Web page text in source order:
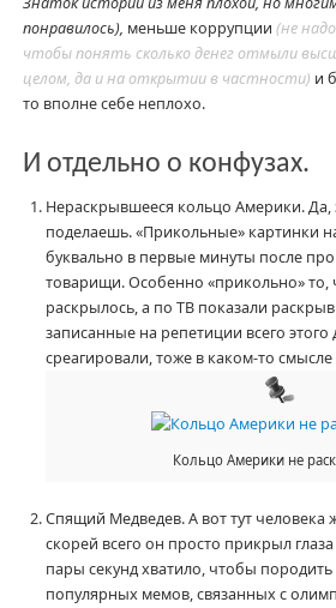
понравилось), меньше коррупции (не
чтобы понять сколько денег отмыли
целом, да и на открытии в частности) и
то вполне себе неплохо.
И отдельно о конфузах.
Нераскрывшееся кольцо Америки. Да,
поделаешь. «Прикольные» картинки
буквально в первые минуты после
товарищи. Особенно «прикольно» то,
раскрылось, а по ТВ показали
записанные на репетиции всего
среагировали, тоже в каком-то
Кольцо Америки не
Спящий Медведев. А вот тут человека
скорей всего он просто прикрыл
пары секунд хватило, чтобы
популярных мемов, связанных с